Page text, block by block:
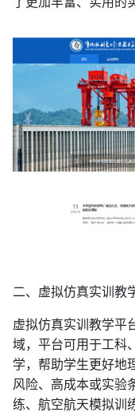
二、虚拟仿真实训教
虚拟仿真实训教学平
域，平台可用于工科
学，帮助学生更好地
风险、高成本或实验
练、航空航天模拟训